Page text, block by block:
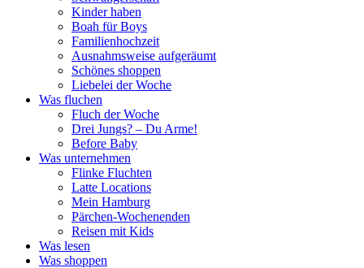
Kinder haben
Boah für Boys
Familienhochzeit
Ausnahmsweise aufgeräumt
Schönes shoppen
Liebelei der Woche
Was fluchen
Fluch der Woche
Drei Jungs? – Du Arme!
Before Baby
Was unternehmen
Flinke Fluchten
Latte Locations
Mein Hamburg
Pärchen-Wochenenden
Reisen mit Kids
Was lesen
Was shoppen